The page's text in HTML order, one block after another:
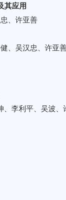
其应用
、许亚善
、吴汉忠、许亚
、李利平、吴波、